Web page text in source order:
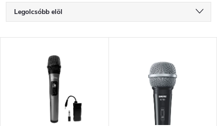
T
e
Legolcsóbb elöl
ABC szerint